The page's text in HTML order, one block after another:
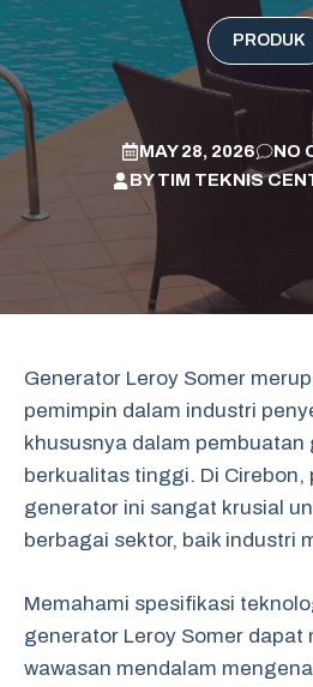
PRODUK
MAY 28, 2026
NO
BYTIM TEKNIS
Generator Leroy Somer
pemimpin dalam industri
khususnya dalam pembuatan
berkualitas tinggi. Di Cirebon,
generator ini sangat krusial
berbagai sektor, baik industri
Memahami spesifikasi
generator Leroy Somer dapat
wawasan mendalam